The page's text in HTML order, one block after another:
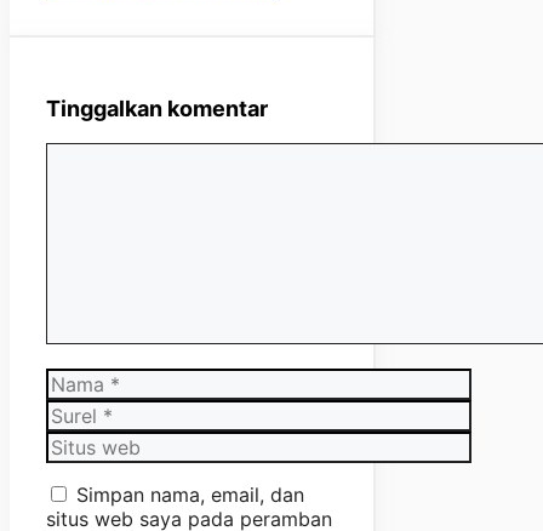
Tinggalkan komentar
Nama
Surel
Situs
web
Simpan nama, email, dan
situs web saya pada peramban